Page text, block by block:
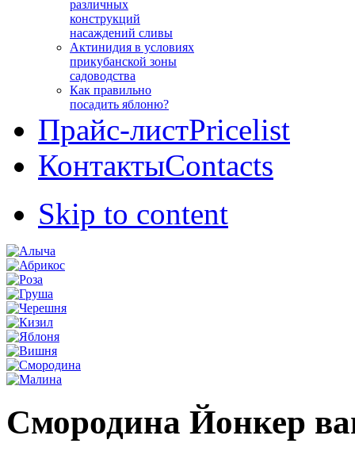
различных
конструкций
насаждений сливы
Актинидия в условиях
прикубанской зоны
садоводства
Как правильно
посадить яблоню?
Прайс-листPricelist
КонтактыContacts
Skip to content
Смородина Йонкер